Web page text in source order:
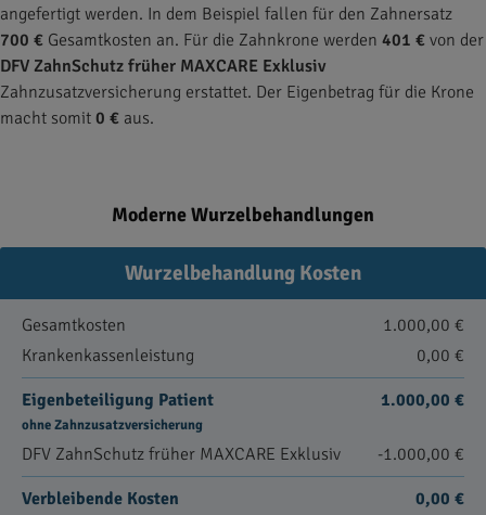
angefertigt werden. In dem Beispiel fallen für den Zahnersatz
700 € Gesamtkosten an. Für die Zahnkrone werden 401 € von der
DFV ZahnSchutz früher MAXCARE Exklusiv
Zahnzusatzversicherung erstattet. Der Eigenbetrag für die Krone
macht somit 0 € aus.
Moderne Wurzelbehandlungen
Wurzelbehandlung Kosten
Gesamtkosten
1.000,00 €
Krankenkassenleistung
0,00 €
Eigenbeteiligung Patient
ohne Zahnzusatzversicherung
1.000,00 €
DFV ZahnSchutz früher MAXCARE Exklusiv -1.000,00 €
Verbleibende Kosten 0,00 €